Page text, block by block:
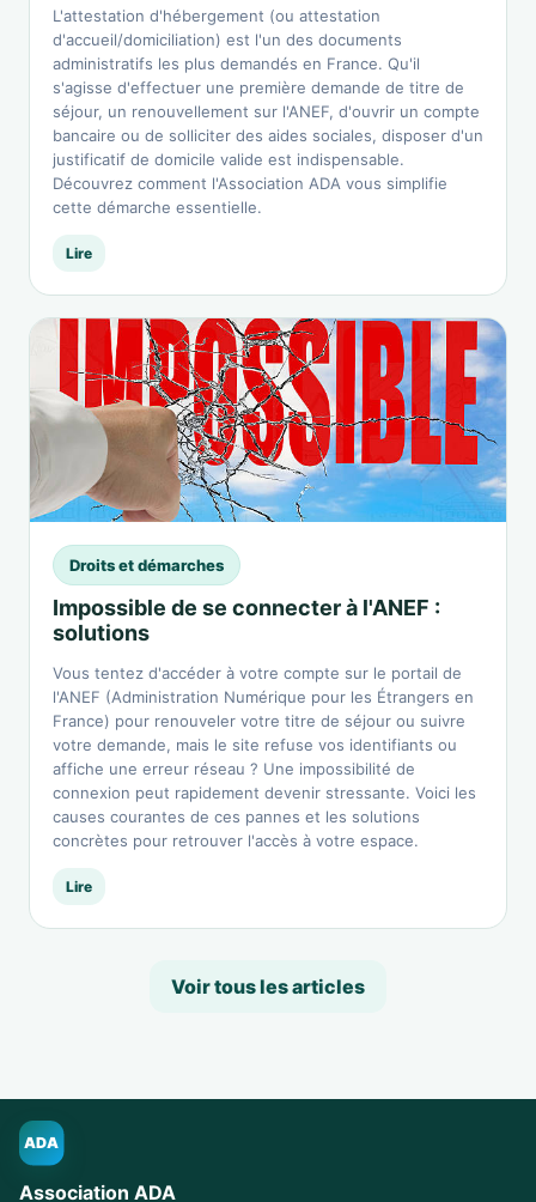
L'attestation d'hébergement (ou attestation
d'accueil/domiciliation) est l'un des documents
administratifs les plus demandés en France. Qu'il
s'agisse d'effectuer une première demande de titre de
séjour, un renouvellement sur l'ANEF, d'ouvrir un compte
bancaire ou de solliciter des aides sociales, disposer d'un
justificatif de domicile valide est indispensable.
Découvrez comment l'Association ADA vous simplifie
cette démarche essentielle.
Lire
Droits et démarches
Impossible de se connecter à l'ANEF :
solutions
Vous tentez d'accéder à votre compte sur le portail de
l'ANEF (Administration Numérique pour les Étrangers en
France) pour renouveler votre titre de séjour ou suivre
votre demande, mais le site refuse vos identifiants ou
affiche une erreur réseau ? Une impossibilité de
connexion peut rapidement devenir stressante. Voici les
causes courantes de ces pannes et les solutions
concrètes pour retrouver l'accès à votre espace.
Lire
Voir tous les articles
ADA
Association ADA